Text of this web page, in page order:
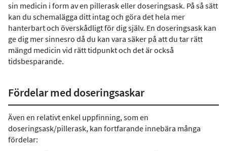
sin medicin i form av en pillerask eller doseringsask. På så sätt
kan du schemalägga ditt intag och göra det hela mer
hanterbart och överskådligt för dig själv. En doseringsask kan
ge dig mer sinnesro då du kan vara säker på att du tar rätt
mängd medicin vid rätt tidpunkt och det är också
tidsbesparande.
Fördelar med doseringsaskar
Även en relativt enkel uppfinning, som en
doseringsask/pillerask, kan fortfarande innebära många
fördelar: